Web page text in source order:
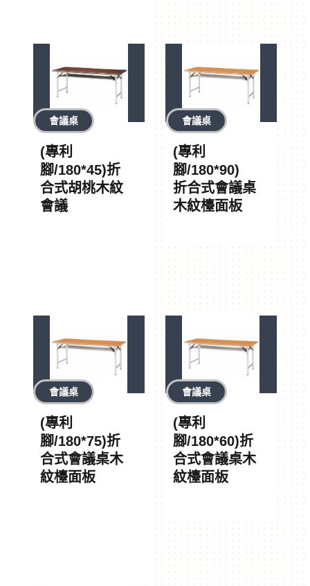
會議桌
(專利
腳/180*45)折
合式胡桃木紋
會議
會議桌
(專利
腳/180*90)
折合式會議桌
木紋檯面板
會議桌
(專利
腳/180*75)折
合式會議桌木
紋檯面板
會議桌
(專利
腳/180*60)折
合式會議桌木
紋檯面板